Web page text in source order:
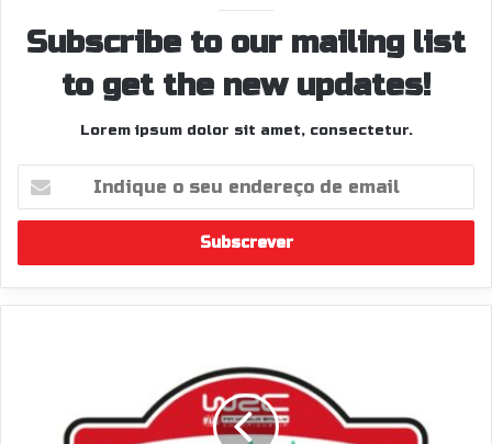
Subscribe to our mailing list
to get the new updates!
Lorem ipsum dolor sit amet, consectetur.
seu
de
email